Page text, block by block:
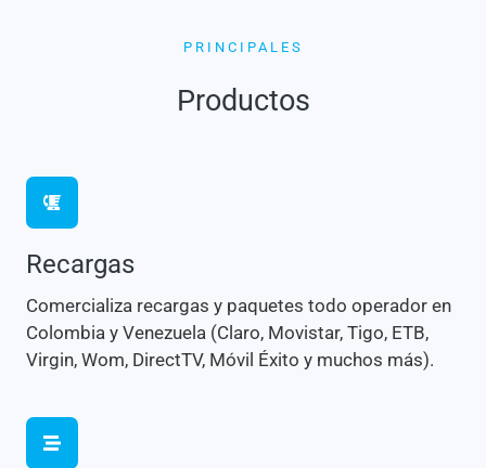
PRINCIPALES
Productos
Recargas
Comercializa recargas y paquetes todo operador en
Colombia y Venezuela (Claro, Movistar, Tigo, ETB,
Virgin, Wom, DirectTV, Móvil Éxito y muchos más).